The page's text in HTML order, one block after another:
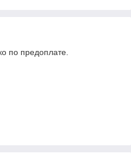
по предоплате.